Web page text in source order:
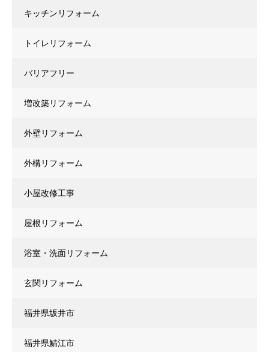
キッチンリフォーム
トイレリフォーム
バリアフリー
増改築リフォーム
外壁リフォーム
外構リフォーム
小屋改修工事
屋根リフォーム
浴室・洗面リフォーム
玄関リフォーム
福井県坂井市
福井県鯖江市